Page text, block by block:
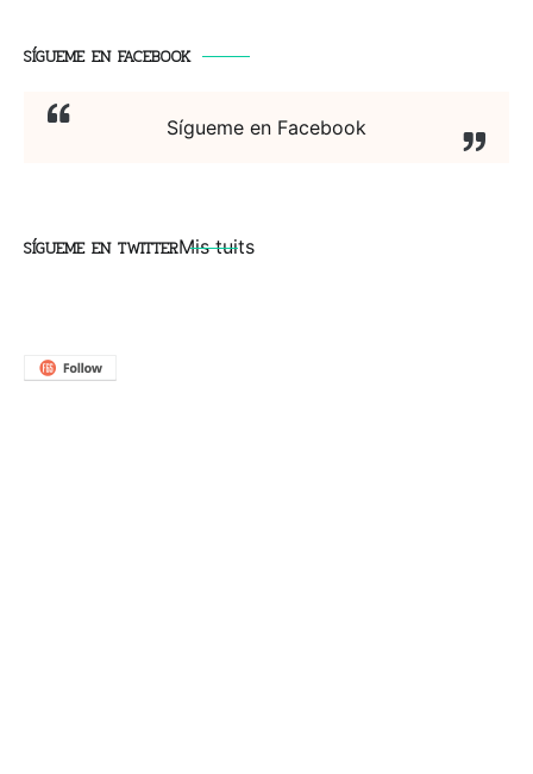
SÍGUEME EN FACEBOOK
Sígueme en Facebook
SÍGUEME EN TWITTERMis tuits